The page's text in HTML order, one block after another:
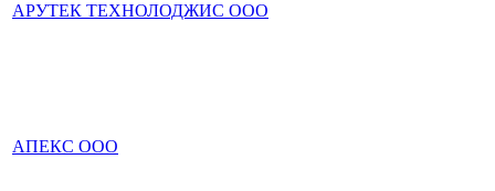
АРУТЕК ТЕХНОЛОДЖИС ООО
АПЕКС ООО